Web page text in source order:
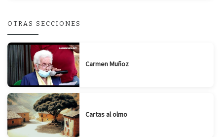
OTRAS SECCIONES
Carmen Muñoz
Cartas al olmo